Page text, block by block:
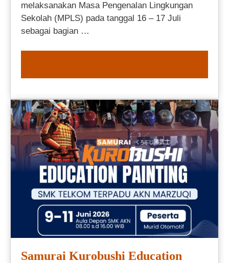
melaksanakan Masa Pengenalan Lingkungan
Sekolah (MPLS) pada tanggal 16 – 17 Juli
sebagai bagian …
Samurai Kurobushi Education